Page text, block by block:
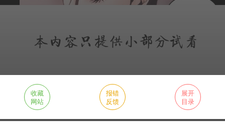
收藏
网站
报错
反馈
展开
目录